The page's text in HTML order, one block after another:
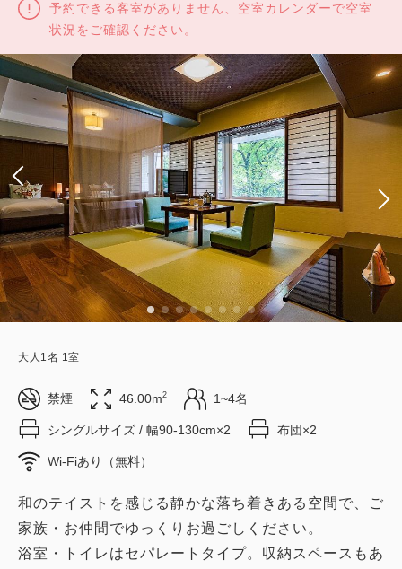
予約できる客室がありません、空室カレンダーで空室
状況をご確認ください。
大人 1 名 1 室
禁煙 46.00m2 1~4名
シングルサイズ / 幅90-130cm×2 布団×2
Wi-Fiあり（無料）
和のテイストを感じる静かな落ち着きある空間で、ご
家族・お仲間でゆっくりお過ごしください。
浴室・トイレはセパレートタイプ。収納スペースもあ